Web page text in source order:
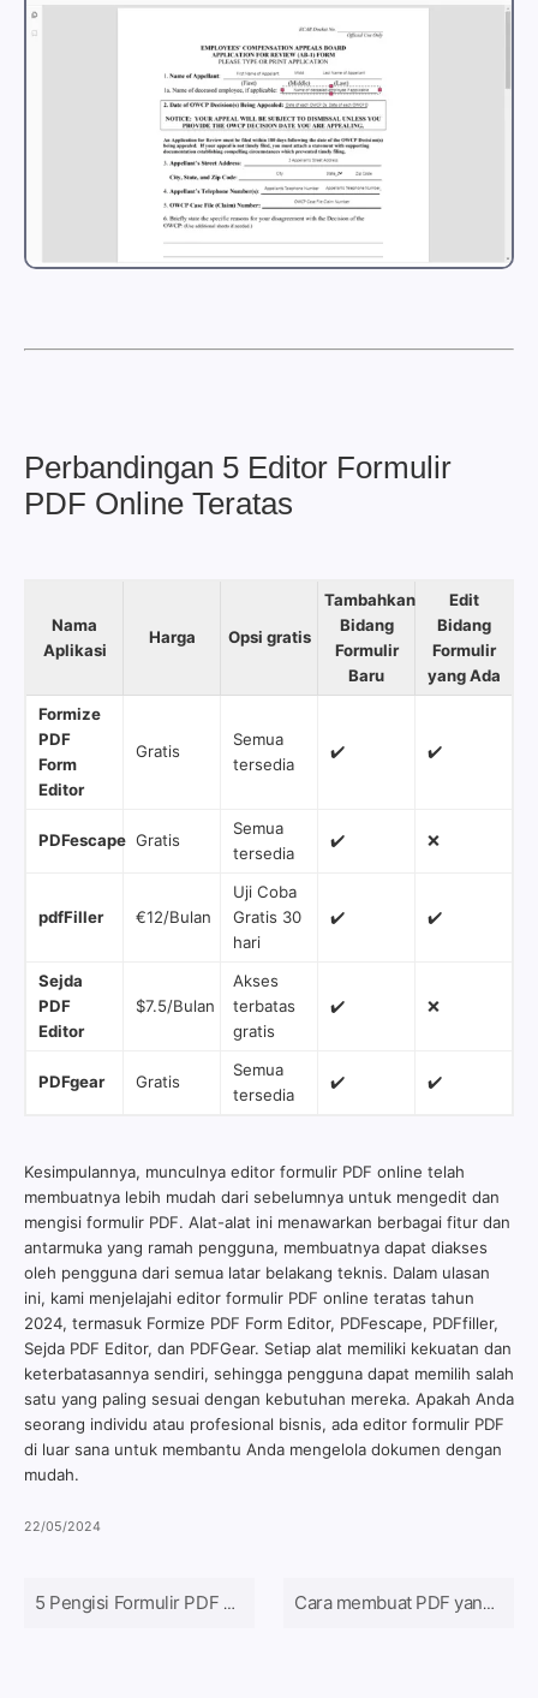
Perbandingan 5 Editor Formulir
PDF Online Teratas
Nama
Aplikasi
Harga Opsi gratis
Tambahkan
Bidang
Formulir
Baru
Edit
Bidang
Formulir
yang Ada
Formize
PDF
Form
Editor
Gratis
Semua
tersedia
✔️ ✔️
PDFescape Gratis
Semua
tersedia
✔️ ❌
pdfFiller €12/Bulan
Uji Coba
Gratis 30
hari
✔️ ✔️
Sejda
PDF
Editor
$7.5/Bulan
Akses
terbatas
gratis
✔️ ❌
PDFgear Gratis
Semua
tersedia
✔️ ✔️
Kesimpulannya, munculnya editor formulir PDF online telah
membuatnya lebih mudah dari sebelumnya untuk mengedit dan
mengisi formulir PDF. Alat-alat ini menawarkan berbagai fitur dan
antarmuka yang ramah pengguna, membuatnya dapat diakses
oleh pengguna dari semua latar belakang teknis. Dalam ulasan
ini, kami menjelajahi editor formulir PDF online teratas tahun
2024, termasuk Formize PDF Form Editor, PDFescape, PDFfiller,
Sejda PDF Editor, dan PDFGear. Setiap alat memiliki kekuatan dan
keterbatasannya sendiri, sehingga pengguna dapat memilih salah
satu yang paling sesuai dengan kebutuhan mereka. Apakah Anda
seorang individu atau profesional bisnis, ada editor formulir PDF
di luar sana untuk membantu Anda mengelola dokumen dengan
mudah.
22/05/2024
5 Pengisi Formulir PDF Online Gratis Teratas pada tahun 2024 Cara membuat PDF yang bisa diisi